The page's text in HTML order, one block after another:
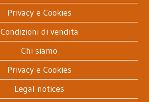
Privacy e Cookies
Condizioni di vendita
Chi siamo
Privacy e Cookies
Legal notices